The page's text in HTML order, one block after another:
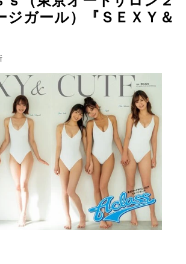
ジガール）『ＳＥＸＹ＆